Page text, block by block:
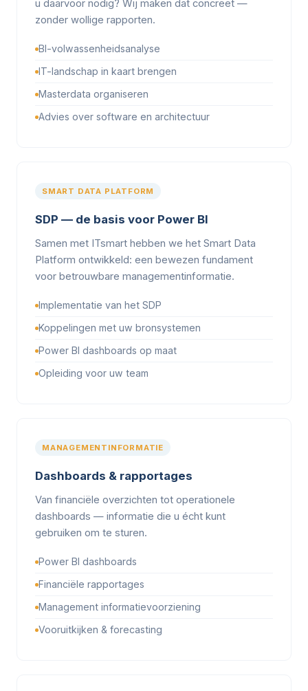
u daarvoor nodig? Wij maken dat concreet —
zonder wollige rapporten.
BI-volwassenheidsanalyse
IT-landschap in kaart brengen
Masterdata organiseren
Advies over software en architectuur
SMART DATA PLATFORM
SDP — de basis voor Power BI
Samen met ITsmart hebben we het Smart Data
Platform ontwikkeld: een bewezen fundament
voor betrouwbare managementinformatie.
Implementatie van het SDP
Koppelingen met uw bronsystemen
Power BI dashboards op maat
Opleiding voor uw team
MANAGEMENTINFORMATIE
Dashboards & rapportages
Van financiële overzichten tot operationele
dashboards — informatie die u écht kunt
gebruiken om te sturen.
Power BI dashboards
Financiële rapportages
Management informatievoorziening
Vooruitkijken & forecasting